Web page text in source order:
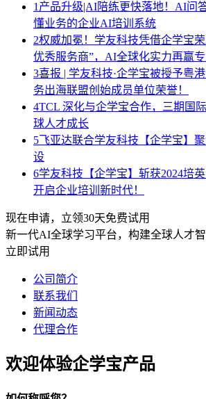
1 产品升级|AI陪练更快落地！AI
懂业务的企业AI培训系统
2权威加冕！学友科技凭借企学宝
优秀服务商”，AI全球化实力再赢专
3喜报 | 学友科技·企学宝被授予粤
务出海联盟创始成员单位荣誉！
4TCL 深化与企学宝合作，三期国
球人才成长
5飞亚达联合学友科技【企学宝】
设
6学友科技【企学宝】斩获2024培英
开启企业培训新时代！
现在申请，立领30天免费试用
新一代AI全球学习平台，构建全球人才
立即试用
公司简介
联系我们
新闻动态
代理合作
欢迎体验企学宝产品